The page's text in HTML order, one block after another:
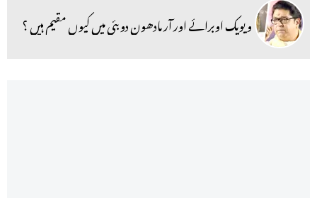
ویویک اوبرائے اور آر مادھون دوبئی میں کیوں مقیم ہیں ؟